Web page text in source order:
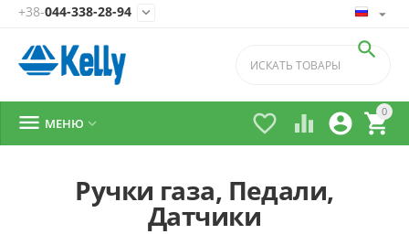
+38-044-338-28-94 
0


 

 МЕНЮ 
Ручки газа, Педали,
Датчики